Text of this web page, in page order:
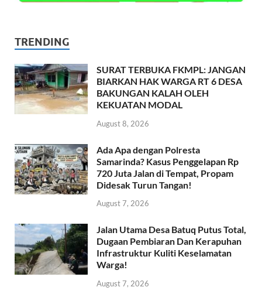
TRENDING
SURAT TERBUKA FKMPL: JANGAN
BIARKAN HAK WARGA RT 6 DESA
BAKUNGAN KALAH OLEH
KEKUATAN MODAL
August 8, 2026
Ada Apa dengan Polresta
Samarinda? Kasus Penggelapan Rp
720 Juta Jalan di Tempat, Propam
Didesak Turun Tangan!
August 7, 2026
Jalan Utama Desa Batuq Putus Total,
Dugaan Pembiaran Dan Kerapuhan
Infrastruktur Kuliti Keselamatan
Warga!
August 7, 2026